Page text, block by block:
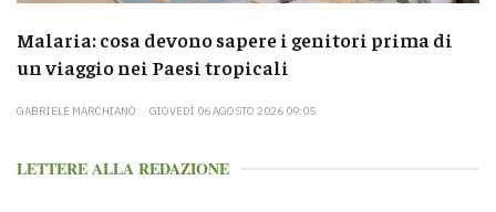
Malaria: cosa devono sapere i genitori prima di
un viaggio nei Paesi tropicali
GABRIELE MARCHIANÒ GIOVEDÌ 06 AGOSTO 2026 09:05
LETTERE ALLA REDAZIONE